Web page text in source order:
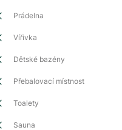
Prádelna
Vířivka
Dětské bazény
Přebalovací místnost
Toalety
Sauna